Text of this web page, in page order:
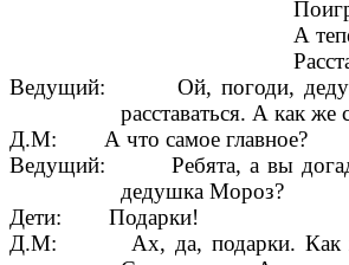
Поиграли,
А теперь
Расставаться,
Ведущий: Ой, погоди,
расставаться. А как же
Д.М: А что самое главное?
Ведущий: Ребята, а вы
дедушка Мороз?
Дети: Подарки!
Д.М: Ах, да, подарки. Как